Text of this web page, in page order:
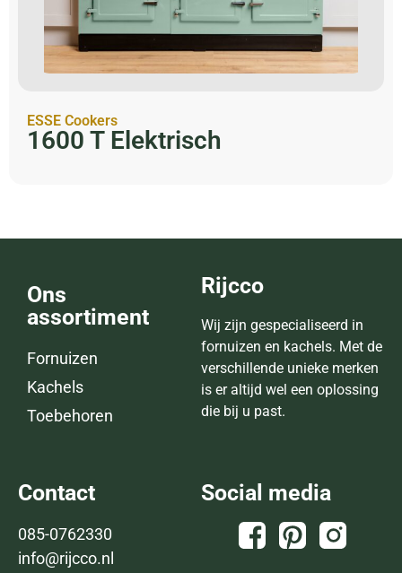
ESSE Cookers
1600 T Elektrisch
Ons
assortiment
Fornuizen
Kachels
Toebehoren
Rijcco
Wij zijn gespecialiseerd in
fornuizen en kachels. Met de
verschillende unieke merken
is er altijd wel een oplossing
die bij u past.
Contact
085-0762330
info@rijcco.nl
Social media